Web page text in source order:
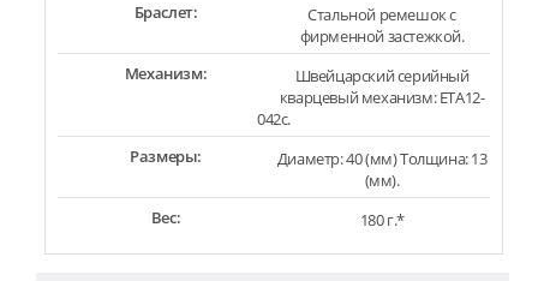
Браслет:
Стальной ремешок с
фирменной застежкой.
Механизм:
Швейцарский серийный
кварцевый механизм: ETA12-
042c.
Размеры:
Диаметр: 40 (мм) Толщина: 13
(мм).
Вес:
180 г.*